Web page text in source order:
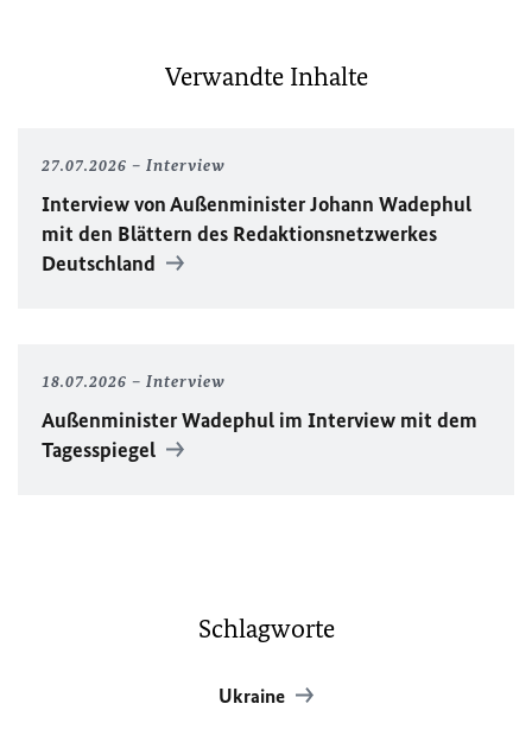
Verwandte Inhalte
27.07.2026 Interview
Interview von Außenminister Johann Wadephul
mit den Blättern des Redaktionsnetzwerkes
Deutschland
18.07.2026 Interview
Außenminister Wadephul im Interview mit dem
Tagesspiegel
Schlagworte
Ukraine